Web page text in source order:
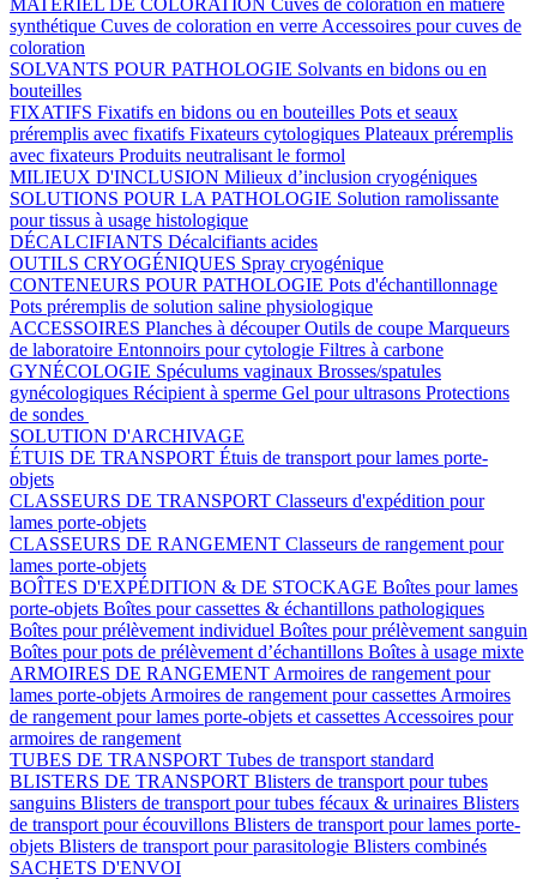
MATÉRIEL DE COLORATION Cuves de coloration en matière
synthétique Cuves de coloration en verre Accessoires pour cuves de
coloration
SOLVANTS POUR PATHOLOGIE Solvants en bidons ou en
bouteilles
FIXATIFS Fixatifs en bidons ou en bouteilles Pots et seaux
préremplis avec fixatifs Fixateurs cytologiques Plateaux préremplis
avec fixateurs Produits neutralisant le formol
MILIEUX D'INCLUSION Milieux d’inclusion cryogéniques
SOLUTIONS POUR LA PATHOLOGIE Solution ramolissante
pour tissus à usage histologique
DÉCALCIFIANTS Décalcifiants acides
OUTILS CRYOGÉNIQUES Spray cryogénique
CONTENEURS POUR PATHOLOGIE Pots d'échantillonnage
Pots préremplis de solution saline physiologique
ACCESSOIRES Planches à découperOutils de coupe Marqueurs
de laboratoire Entonnoirs pour cytologie Filtres à carbone
GYNÉCOLOGIE Spéculums vaginaux Brosses/spatules
gynécologiques Récipient à sperme Gel pour ultrasons Protections
de sondes
SOLUTION D'ARCHIVAGE
ÉTUIS DE TRANSPORT Étuis de transport pour lames porte-
objets
CLASSEURS DE TRANSPORT Classeurs d'expédition pour
lames porte-objets
CLASSEURS DE RANGEMENT Classeurs de rangement pour
lames porte-objets
BOÎTES D'EXPÉDITION & DE STOCKAGE Boîtes pour lames
porte-objets Boîtes pour cassettes & échantillons pathologiques
Boîtes pour prélèvement individuel Boîtes pour prélèvement sanguin
Boîtes pour pots de prélèvement d’échantillons Boîtes à usage mixte
ARMOIRES DE RANGEMENT Armoires de rangement pour
lames porte-objets Armoires de rangement pour cassettes Armoires
de rangement pour lames porte-objets et cassettes Accessoires pour
armoires de rangement
TUBES DE TRANSPORT Tubes de transport standard
BLISTERS DE TRANSPORT Blisters de transport pour tubes
sanguins Blisters de transport pour tubes fécaux & urinaires Blisters
de transport pour écouvillons Blisters de transport pour lames porte-
objets Blisters de transport pour parasitologie Blisters combinés
SACHETS D'ENVOI